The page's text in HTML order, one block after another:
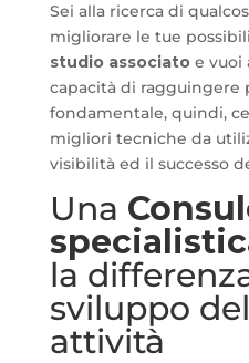
Sei alla ricerca di
migliorare le tue
studio associatoe vuoi
capacità di ragguingere
fondamentale, quindi,
migliori tecniche da
visibilità ed il successo
Una
la
sviluppo
attività